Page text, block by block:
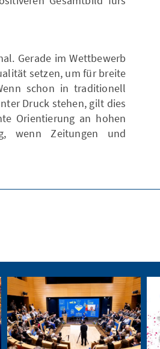
Gerade im Wettbewerb
setzen, um für breite
schon in traditionell
Druck stehen, gilt dies
Orientierung an hohen
wenn Zeitungen und